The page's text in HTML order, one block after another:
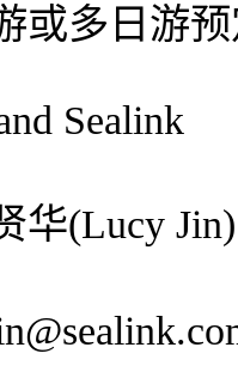
多日游预
Sealink
(Lucy Jin)